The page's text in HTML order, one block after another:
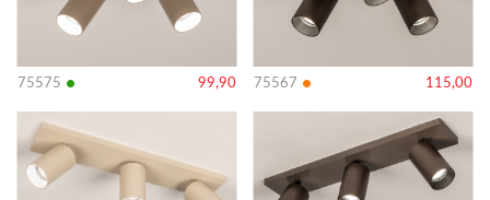
75575 • 99,90 75567 • 115,00
details